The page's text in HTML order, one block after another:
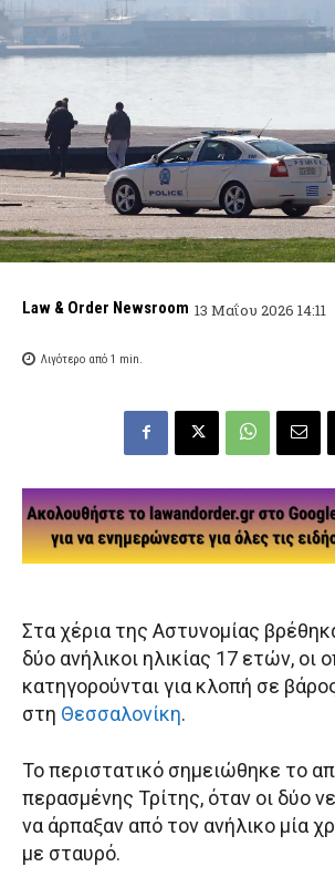
Law & Order Newsroom 13 Μαΐου 2026 14:11
Λιγότερο από 1 min.
Στα χέρια της Αστυνομίας
δύο ανήλικοι ηλικίας 17 ετών, οι
κατηγορούνται για κλοπή σε
στη Θεσσαλονίκη.
Το περιστατικό σημειώθηκε το
περασμένης Τρίτης, όταν οι δύο
να άρπαξαν από τον ανήλικο μία
με σταυρό.